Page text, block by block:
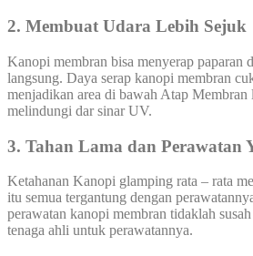
2. Membuat Udara Lebih Sejuk
Kanopi membran bisa menyerap paparan
langsung. Daya serap kanopi membran
menjadikan area di bawah Atap Membran
melindungi dar sinar UV.
3. Tahan Lama dan Perawatan
Ketahanan Kanopi glamping rata – rata
itu semua tergantung dengan
perawatan kanopi membran tidaklah
tenaga ahli untuk perawatannya.